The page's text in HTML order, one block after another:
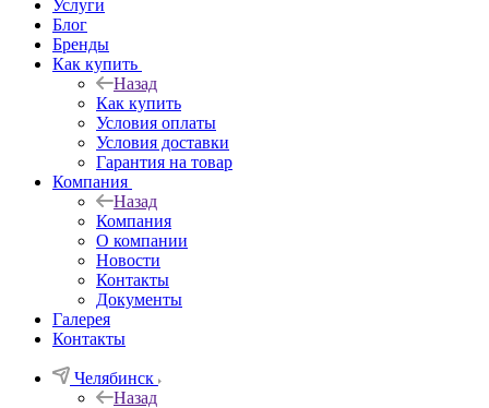
Услуги
Блог
Бренды
Как купить
Назад
Как купить
Условия оплаты
Условия доставки
Гарантия на товар
Компания
Назад
Компания
О компании
Новости
Контакты
Документы
Галерея
Контакты
Челябинск
Назад